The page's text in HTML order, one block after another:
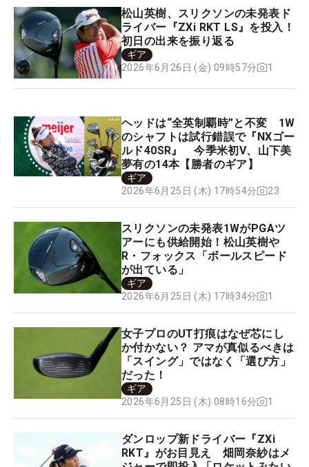
松山英樹、スリクソンの未発表ド
ライバー『ZXi RKT LS』を投入！
初日の出来を振り返る
ギア
2026年6月26日 (金) 09時57分
1
ヘッドは“全英制覇時”と不変 1W
のシャフトは試行錯誤で『NXゴー
ルド40SR』 今季米初V、山下美
夢有の14本【勝者のギア】
ギア
2026年6月25日 (木) 17時54分
23
スリクソンの未発表1WがPGAツ
アーにも供給開始！松山英樹や
R・フォックス「ボールスピード
が出ている」
ギア
2026年6月25日 (木) 17時34分
1
女子プロのUT打痕はなぜ芯にし
か付かない？ アマが真似るべきは
「スイング」ではなく「選び方」
だった！
ギア
2026年6月25日 (木) 08時16分
1
ダンロップ新ドライバー『ZXi
RKT』がお目見え 畑岡奈紗はメ